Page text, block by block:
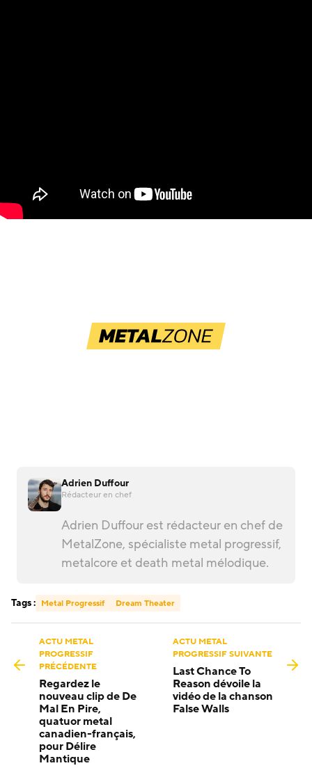
Adrien Duffour
Rédacteur en chef
Adrien Duffour est rédacteur en chef de
MetalZone, spécialiste metal progressif,
metalcore et death metal mélodique.
Tags : Metal Progressif Dream Theater
ACTU METAL
PROGRESSIF
PRÉCÉDENTE
Regardez le
nouveau clip de De
Mal En Pire,
quatuor metal
canadien-français,
pour Délire
Mantique
ACTU METAL
PROGRESSIF SUIVANTE
Last Chance To
Reason dévoile la
vidéo de la chanson
False Walls